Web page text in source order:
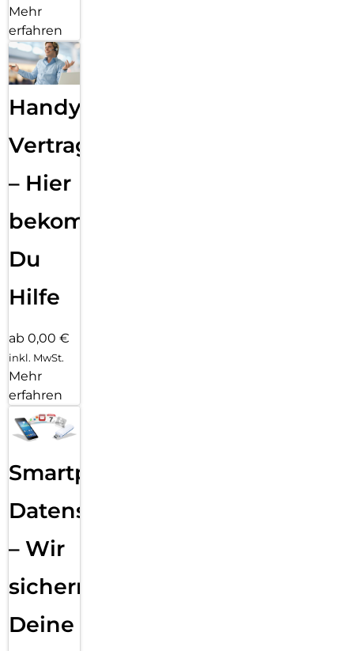
Mehr
erfahren
Handy
Vertragsabwicklung
– Hier
bekommst
Du
Hilfe
ab 0,00 €
inkl. MwSt.
Mehr
erfahren
Smartphone
Datensicherung
– Wir
sichern
Deine